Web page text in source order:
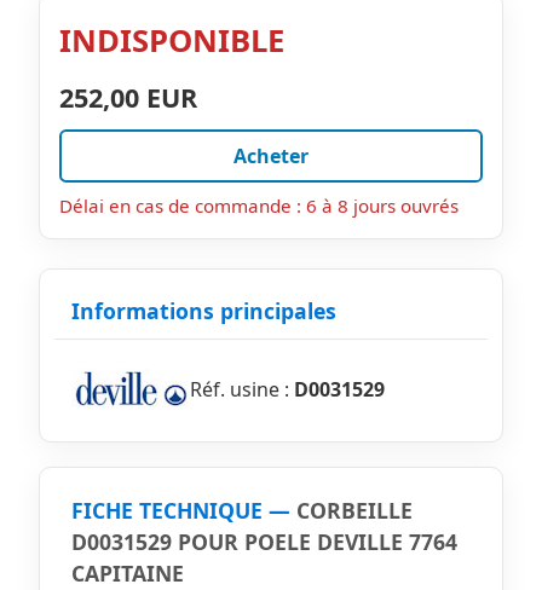
INDISPONIBLE
252,00 EUR
Acheter
Délai en cas de commande : 6 à 8 jours ouvrés
Informations principales
Réf. usine : D0031529
FICHE TECHNIQUE — CORBEILLE
D0031529 POUR POELE DEVILLE 7764
CAPITAINE